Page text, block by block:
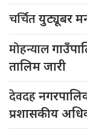
चर्चितयुट्यूबर
मोहन्याल
तालिम जारी
देवदह
प्रशासकीय